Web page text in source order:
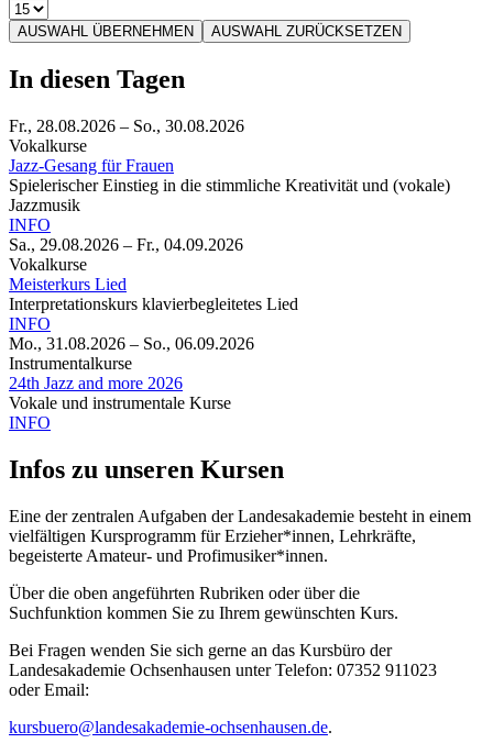
AUSWAHL ÜBERNEHMEN AUSWAHL ZURÜCKSETZEN
In diesen Tagen
Fr., 28.08.2026 – So., 30.08.2026
Vokalkurse
Jazz-Gesang für Frauen
Spielerischer Einstieg in die stimmliche Kreativität und (vokale)
Jazzmusik
INFO
Sa., 29.08.2026 – Fr., 04.09.2026
Vokalkurse
Meisterkurs Lied
Interpretationskurs klavierbegleitetes Lied
INFO
Mo., 31.08.2026 – So., 06.09.2026
Instrumentalkurse
24th Jazz and more 2026
Vokale und instrumentale Kurse
INFO
Infos zu unseren Kursen
Eine der zentralen Aufgaben der Landesakademie besteht in einem
vielfältigen Kursprogramm für Erzieher*innen, Lehrkräfte,
begeisterte Amateur- und Profimusiker*innen.
Über die oben angeführten Rubriken oder über die
Suchfunktion kommen Sie zu Ihrem gewünschten Kurs.
Bei Fragen wenden Sie sich gerne an das Kursbüro der
Landesakademie Ochsenhausen unter Telefon: 07352 911023
oder Email:
kursbuero@landesakademie-ochsenhausen.de.